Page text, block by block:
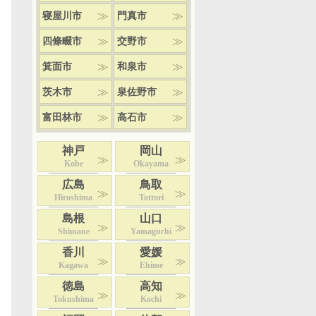
寝屋川市 門真市
四條畷市 交野市
箕面市 和泉市
茨木市 泉佐野市
富田林市 高石市
神戸
Kobe
岡山
Okayama
広島
Hiroshima
鳥取
Tottori
島根
Shimane
山口
Yamaguchi
香川
Kagawa
愛媛
Ehime
徳島
Tokushima
高知
Kochi